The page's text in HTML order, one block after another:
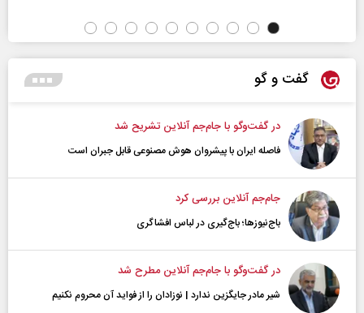
گفت و گو
در گفت‌و‌گو با جام‌جم آنلاین تشریح شد
فاصله ایران با پیشرو‌ان هوش مصنوعی قابل جبران است
جام‌جم آنلاین بررسی کرد
باج‌نیوزها؛ باج‌گیری در لباس افشاگری
در گفت‌و‌گو با جام‌جم آنلاین مطرح شد
شیر مادر جایگزین ندارد | نوزادان را از فواید آن محروم نکنیم